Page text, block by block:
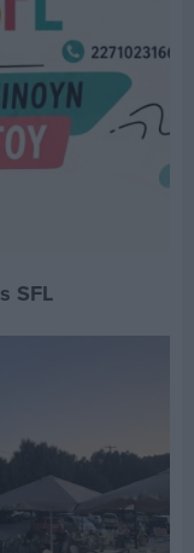
SFL